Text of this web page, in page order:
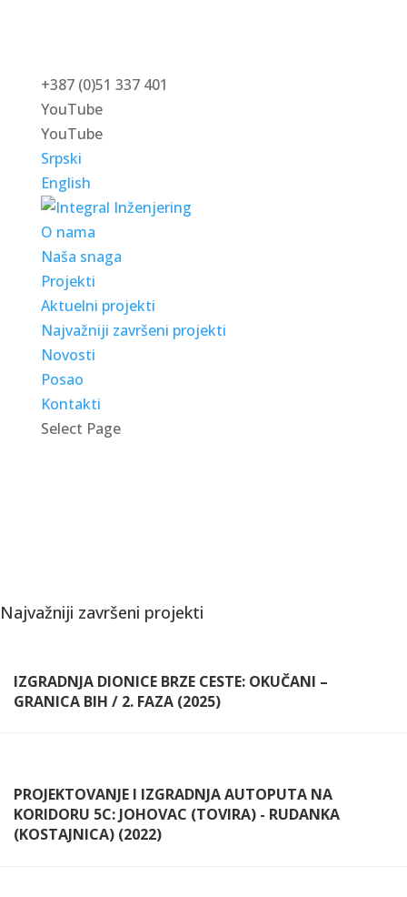
+387 (0)51 337 401
YouTube
YouTube
Srpski
English
O nama
Naša snaga
Projekti
Aktuelni projekti
Najvažniji završeni projekti
Novosti
Posao
Kontakti
Select Page
Najvažniji završeni projekti
IZGRADNJA DIONICE BRZE CESTE: OKUČANI –
GRANICA BIH / 2. FAZA (2025)
PROJEKTOVANJE I IZGRADNJA AUTOPUTA NA
KORIDORU 5C: JOHOVAC (TOVIRA) - RUDANKA
(KOSTAJNICA) (2022)